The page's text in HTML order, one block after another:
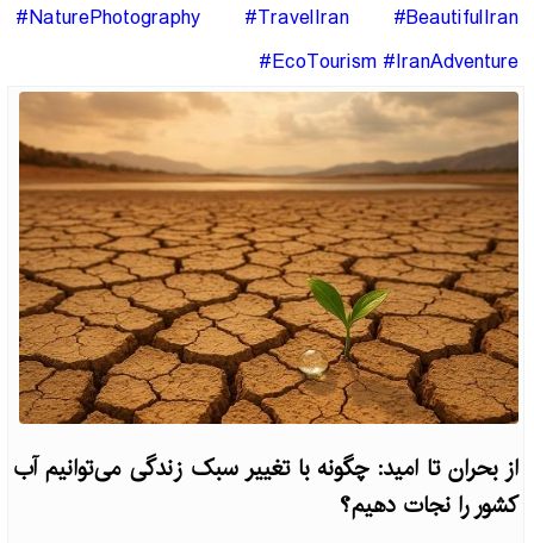
#NaturePhotography #TravelIran #BeautifulIran
#EcoTourism #IranAdventure
از بحران تا امید: چگونه با تغییر سبک زندگی می‌توانیم آب
کشور را نجات دهیم؟